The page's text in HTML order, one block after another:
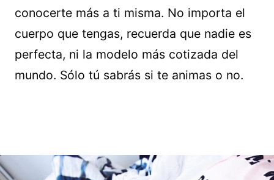
conocerte más a ti misma. No importa el
cuerpo que tengas, recuerda que nadie es
perfecta, ni la modelo más cotizada del
mundo. Sólo tú sabrás si te animas o no.